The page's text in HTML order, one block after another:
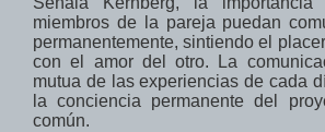
miembros de la pareja puedan
permanentemente, sintiendo el
con el amor del otro. La
mutua de las experiencias de cada
la conciencia permanente del
común.